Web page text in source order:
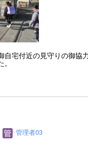
自宅付近の見守りの御協
。
管理者03